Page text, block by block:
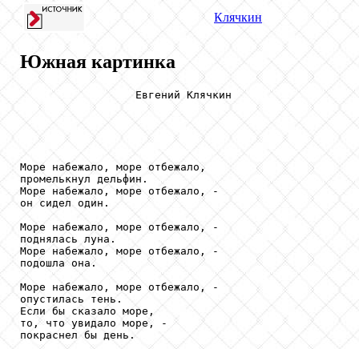
Клячкин
Южная картинка
                  Евгений Клячкин
Море набежало, море отбежало,
промелькнул дельфин.
Море набежало, море отбежало, -
он сидел один.
Море набежало, море отбежало, -
поднялась луна.
Море набежало, море отбежало, -
подошла она.
Море набежало, море отбежало, -
опустилась тень.
Если бы сказало море,
то, что увидало море, -
покраснел бы день.